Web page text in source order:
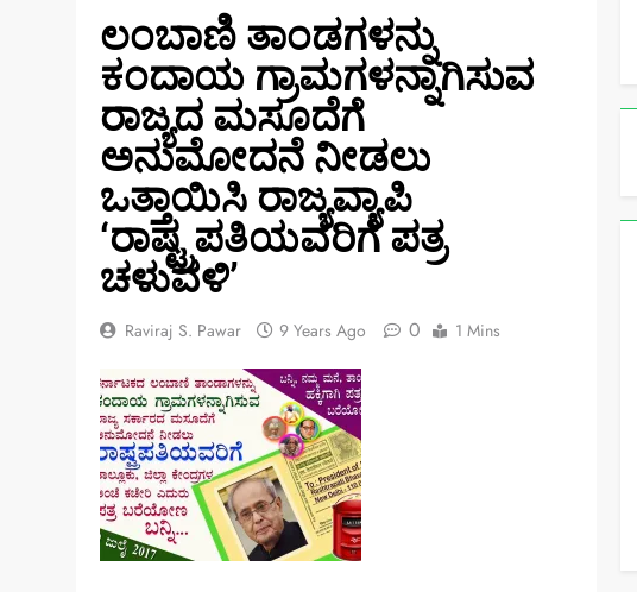
​ಲಂಬಾಣಿ ತಾಂಡಗಳನ್ನು
ಕಂದಾಯ ಗ್ರಾಮಗಳನ್ನಾಗಿಸುವ
ರಾಜ್ಯದ ಮಸೂದೆಗೆ
ಅನುಮೋದನೆ ನೀಡಲು
ಒತ್ತಾಯಿಸಿ ರಾಜ್ಯವ್ಯಾಪಿ
‘ರಾಷ್ಟ್ರಪತಿಯವರಿಗೆ ಪತ್ರ
ಚಳುವಳಿ’
Raviraj S. Pawar 9 Years Ago 0 1 Mins